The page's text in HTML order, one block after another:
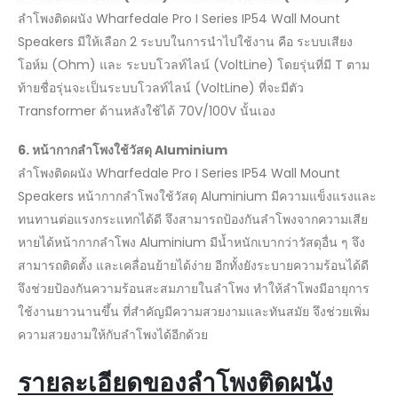
ลำโพงติดผนัง Wharfedale Pro I Series IP54 Wall Mount
Speakers มีให้เลือก 2 ระบบในการนำไปใช้งาน คือ ระบบเสียง
โอห์ม (Ohm) และ ระบบโวลท์ไลน์ (VoltLine) โดยรุ่นที่มี T ตาม
ท้ายชื่อรุ่นจะเป็นระบบโวลท์ไลน์ (VoltLine) ที่จะมีตัว
Transformer ด้านหลังใช้ได้ 70V/100V นั้นเอง
6. หน้ากากลำโพงใช้วัสดุAluminium
ลำโพงติดผนัง Wharfedale Pro I Series IP54 Wall Mount
Speakers หน้ากากลำโพงใช้วัสดุ Aluminium มีความแข็งแรงและ
ทนทานต่อแรงกระแทกได้ดี จึงสามารถป้องกันลำโพงจากความเสีย
หายได้หน้ากากลำโพง Aluminium มีน้ำหนักเบากว่าวัสดุอื่น ๆ จึง
สามารถติดตั้ง และเคลื่อนย้ายได้ง่าย อีกทั้งยังระบายความร้อนได้ดี
จึงช่วยป้องกันความร้อนสะสมภายในลำโพง ทำให้ลำโพงมีอายุการ
ใช้งานยาวนานขึ้น ที่สำคัญมีความสวยงามและทันสมัย จึงช่วยเพิ่ม
ความสวยงามให้กับลำโพงได้อีกด้วย
รายละเอียดของลำโพงติดผนัง